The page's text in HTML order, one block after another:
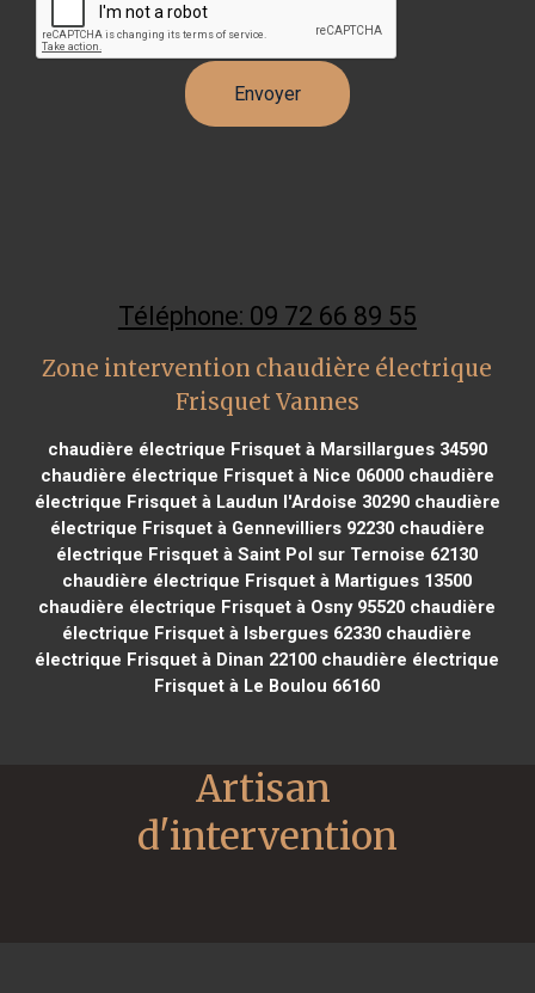
Téléphone: 09 72 66 89 55
Zone intervention chaudière électrique
Frisquet Vannes
chaudière électrique Frisquet à Marsillargues 34590
chaudière électrique Frisquet à Nice 06000chaudière
électrique Frisquet à Laudun l'Ardoise 30290chaudière
électrique Frisquet à Gennevilliers 92230chaudière
électrique Frisquet à Saint Pol sur Ternoise 62130
chaudière électrique Frisquet à Martigues 13500
chaudière électrique Frisquet à Osny 95520 chaudière
électrique Frisquet à Isbergues 62330 chaudière
électrique Frisquet à Dinan 22100 chaudière électrique
Frisquet à Le Boulou 66160
Artisan
d'intervention